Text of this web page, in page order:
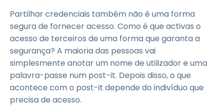
Partilhar credenciais também não é uma forma
segura de fornecer acesso. Como é que activas o
acesso de terceiros de uma forma que garanta a
segurança? A maioria das pessoas vai
simplesmente anotar um nome de utilizador e uma
palavra-passe num post-it. Depois disso, o que
acontece com o post-it depende do indivíduo que
precisa de acesso.